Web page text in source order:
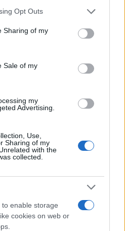
app uses one or more Google
behaviour. You may click to
and its third-party tags to
purposes in below Google
Opt Outs
Sharing of my
Sale of my
my
Advertising.
Use,
Sharing of my
with the
collected.
enable storage
cookies on web or